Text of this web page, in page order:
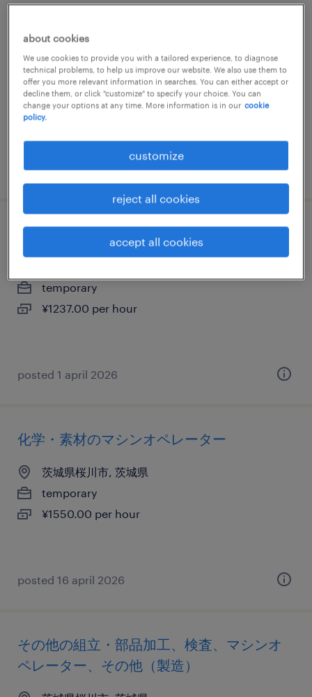
茨城県桜川市, 茨城県
temporary
¥1300.00 per hour
posted 30 july 2026
化学・素材の組立・部品加工
temporary
¥1237.00 per hour
posted 1 april 2026
化学・素材のマシンオペレーター
茨城県桜川市, 茨城県
temporary
¥1550.00 per hour
posted 16 april 2026
その他の組立・部品加工、検査、マシンオ
ペレーター、その他（製造）
about cookies
We use cookies to provide you with a tailored experience, to diagnose
technical problems, to help us improve our website. We also use them to
offer you more relevant information in searches. You can either accept or
decline them, or click "customize" to specify your choice. You can
change your options at any time. More information is in our cookie
policy.
customize
reject all cookies
accept all cookies